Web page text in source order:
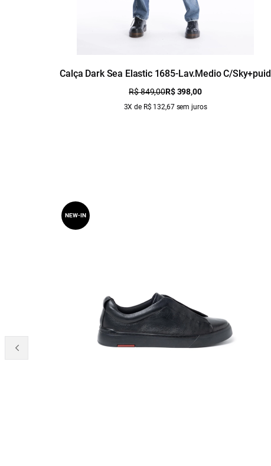
Calça Dark Sea Elastic 1685-Lav.Medio C/Sky+puid
R$ 849,00R$ 398,00
3X de R$ 132,67 sem juros
NEW-IN